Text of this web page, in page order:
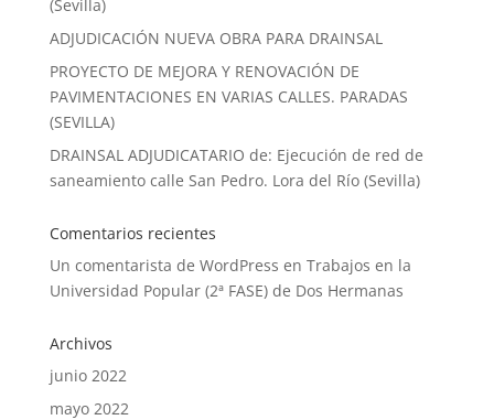
(Sevilla)
ADJUDICACIÓN NUEVA OBRA PARA DRAINSAL
PROYECTO DE MEJORA Y RENOVACIÓN DE
PAVIMENTACIONES EN VARIAS CALLES. PARADAS
(SEVILLA)
DRAINSAL ADJUDICATARIO de: Ejecución de red de
saneamiento calle San Pedro. Lora del Río (Sevilla)
Comentarios recientes
Un comentarista de WordPress en Trabajos en la
Universidad Popular (2ª FASE) de Dos Hermanas
Archivos
junio 2022
mayo 2022